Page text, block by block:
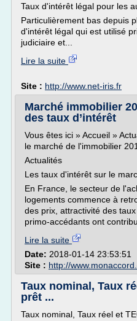
Taux d'intérêt légal pour les
Particulièrement bas depuis
d'intérêt légal qui est utilisé
judiciaire et...
Lire la suite
Site : http://www.net-iris.fr
Marché immobilier
des taux d’intérêt
Vous êtes ici » Accueil »
le marché de l'immobilier
Actualités
Les taux d'intérêt sur le
En France, le secteur de
logements commence à
des prix, attractivité des
primo-accédants ont
Lire la suite
Date: 2018-01-14 23:53:51
Site : http://
Taux nominal, Taux
prêt ...
Taux nominal, Taux réel et